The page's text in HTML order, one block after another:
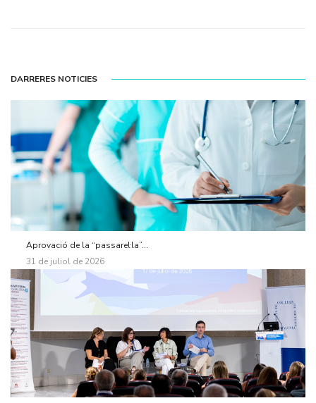
DARRERES NOTICIES
Aprovació de la “passarel·la”...
31 de juliol de 2026